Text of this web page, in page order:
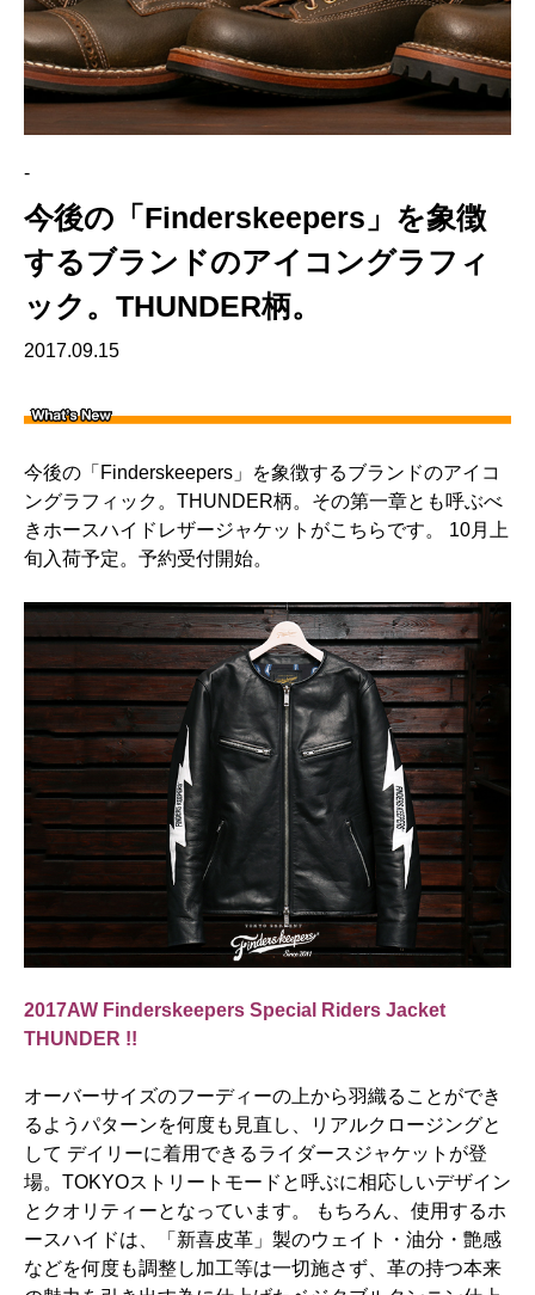
-
今後の「Finderskeepers」を象徴
するブランドのアイコングラフィ
ック。THUNDER柄。
2017.09.15
今後の「Finderskeepers」を象徴するブランドのアイコ
ングラフィック。THUNDER柄。その第一章とも呼ぶべ
きホースハイドレザージャケットがこちらです。 10月上
旬入荷予定。予約受付開始。
2017AW Finderskeepers Special Riders Jacket
THUNDER !!
オーバーサイズのフーディーの上から羽織ることができ
るようパターンを何度も見直し、リアルクロージングと
して デイリーに着用できるライダースジャケットが登
場。TOKYOストリートモードと呼ぶに相応しいデザイン
とクオリティーとなっています。 もちろん、使用するホ
ースハイドは、「新喜皮革」製のウェイト・油分・艶感
などを何度も調整し加工等は一切施さず、革の持つ本来